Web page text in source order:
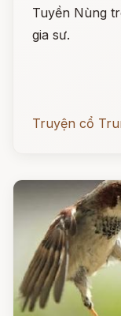
Tuyền Nùng
gia sư.
Truyện cổ